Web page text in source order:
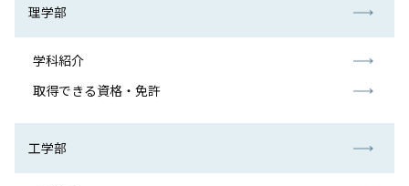
理学部
学科紹介
取得できる資格・免許
工学部